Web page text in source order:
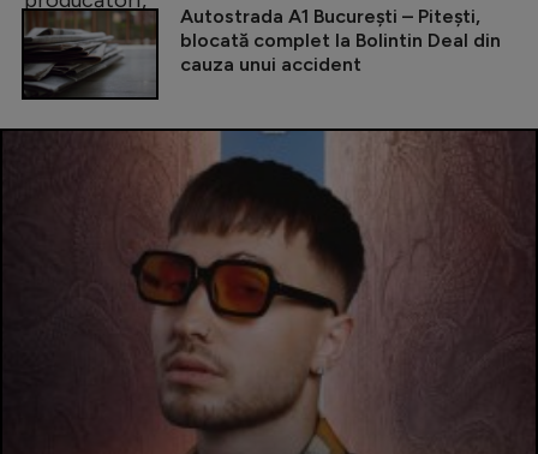
Autostrada A1 București – Pitești,
blocată complet la Bolintin Deal din
cauza unui accident